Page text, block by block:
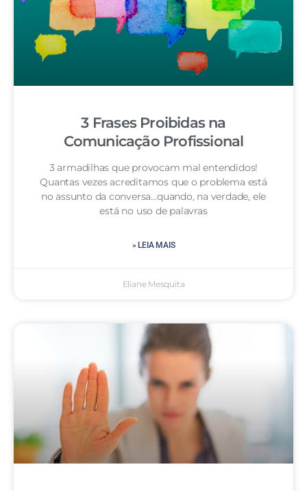
3 Frases Proibidas na
Comunicação Profissional
3 armadilhas que provocam mal entendidos!
Quantas vezes acreditamos que o problema está
no assunto da conversa…quando, na verdade, ele
está no uso de palavras
» LEIA MAIS
Eliane Mesquita